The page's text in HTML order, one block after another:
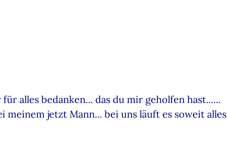
alles bedanken... das du mir geholfen hast......
meinem jetzt Mann... bei uns läuft es soweit alles